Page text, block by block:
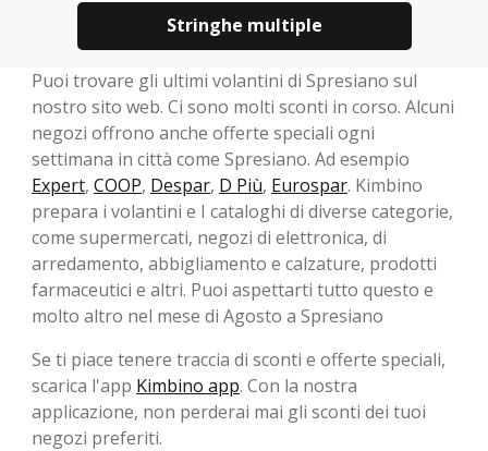
Stringhe multiple
Puoi trovare gli ultimi volantini di Spresiano sul
nostro sito web. Ci sono molti sconti in corso. Alcuni
negozi offrono anche offerte speciali ogni
settimana in città come Spresiano. Ad esempio
Expert, COOP, Despar, D Più, Eurospar. Kimbino
prepara i volantini e I cataloghi di diverse categorie,
come supermercati, negozi di elettronica, di
arredamento, abbigliamento e calzature, prodotti
farmaceutici e altri. Puoi aspettarti tutto questo e
molto altro nel mese di Agosto a Spresiano
Se ti piace tenere traccia di sconti e offerte speciali,
scarica l'app Kimbino app. Con la nostra
applicazione, non perderai mai gli sconti dei tuoi
negozi preferiti.